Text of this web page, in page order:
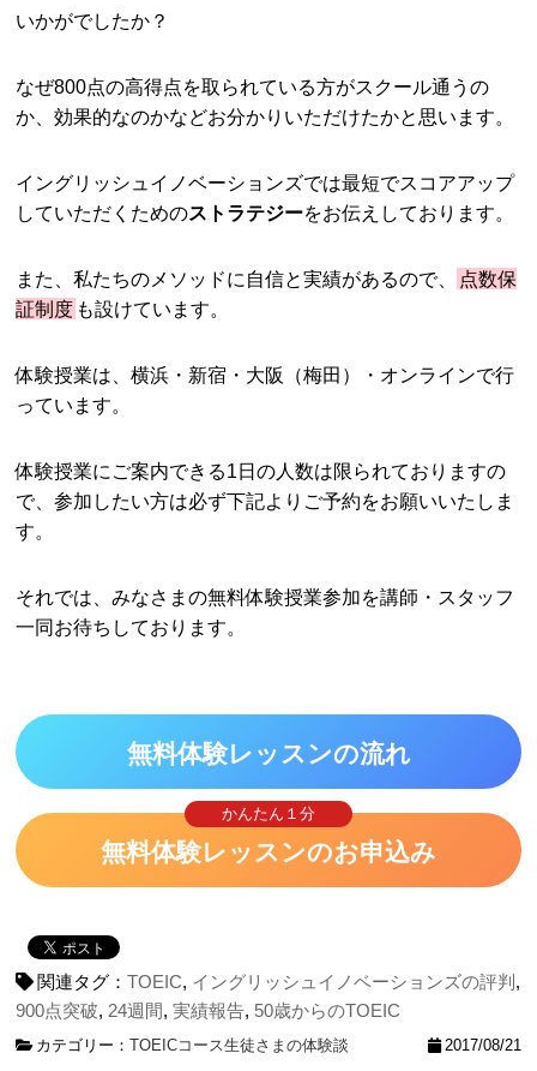
いかがでしたか？
なぜ800点の高得点を取られている方がスクール通うの
か、効果的なのかなどお分かりいただけたかと思います。
イングリッシュイノベーションズでは最短でスコアアップ
していただくためのストラテジーをお伝えしております。
また、私たちのメソッドに自信と実績があるので、
点数保
証制度 も設けています。
体験授業は、横浜・新宿・大阪（梅田）・オンラインで行
っています。
体験授業にご案内できる1日の人数は限られておりますの
で、参加したい方は必ず下記よりご予約をお願いいたしま
す。
それでは、みなさまの無料体験授業参加を講師・スタッフ
一同お待ちしております。
無料体験レッスンの流れ
かんたん１分
無料体験レッスンのお申込み
関連タグ：TOEIC, イングリッシュイノベーションズの評判 ,
900点突破, 24週間,実績報告, 50歳からのTOEIC
カテゴリー：TOEICコース生徒さまの体験談 2017/08/21